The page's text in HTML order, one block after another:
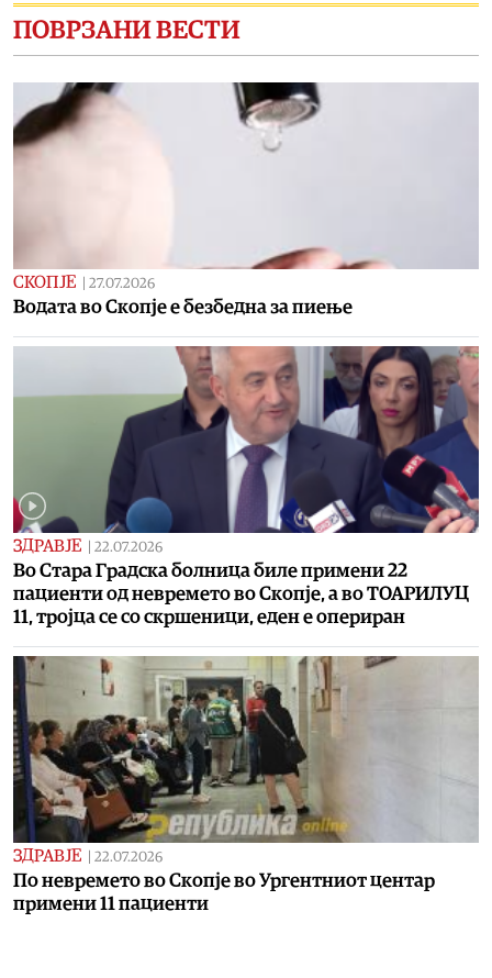
ПОВРЗАНИ ВЕСТИ
СКОПЈЕ | 27.07.2026
Водата во Скопје е безбедна за пиење
ЗДРАВЈЕ | 22.07.2026
Во Стара Градска болница биле примени 22
пациенти од невремето во Скопје, а во ТОАРИЛУЦ
11, тројца се со скршеници, еден е опериран
ЗДРАВЈЕ | 22.07.2026
По невремето во Скопје во Ургентниот центар
примени 11 пациенти